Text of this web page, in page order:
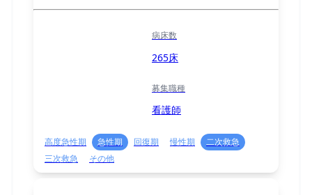
病床数
265床
募集職種
看護師
高度急性期 急性期 回復期 慢性期
二次救急
三次救急
その他